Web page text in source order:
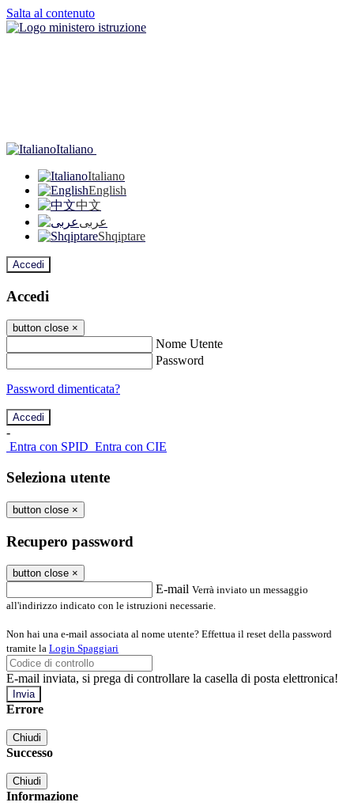
Salta al contenuto
Italiano
Italiano
English
中文
عربى
Shqiptare
Accedi
Accedi
button close ×
Nome Utente
Password
Password dimenticata?
-
Entra con SPID Entra con CIE
Seleziona utente
button close ×
Recupero password
button close ×
E-mail Verrà inviato un messaggio
all'indirizzo indicato con le istruzioni necessarie.
Non hai una e-mail associata al nome utente? Effettua il reset della password
tramite la Login Spaggiari
E-mail inviata, si prega di controllare la casella di posta elettronica!
Errore
Chiudi
Successo
Chiudi
Informazione